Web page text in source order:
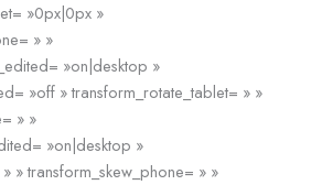
»0px|0px »
» »
»on|desktop »
»off » transform_rotate_tablet= » »
» »
»on|desktop »
» transform_skew_phone= » »